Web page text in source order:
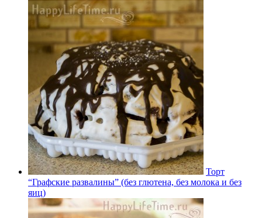
Торт
“Графские развалины” (без глютена, без молока и без
яиц)